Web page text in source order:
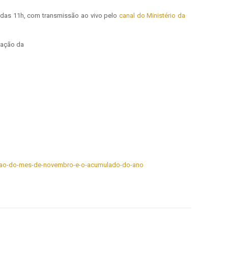
11h, com transmissão ao vivo pelo canal do Ministério da
da
do-mes-de-novembro-e-o-acumulado-do-ano